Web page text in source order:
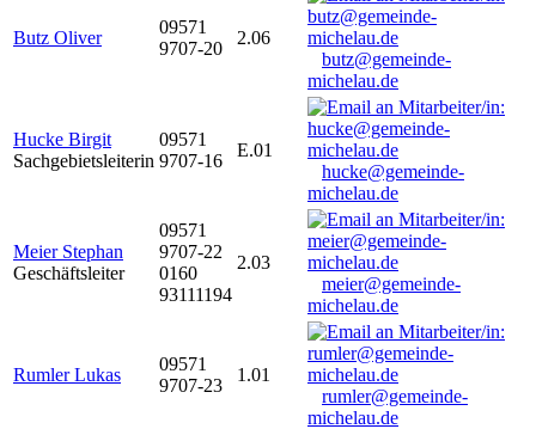
Butz Oliver
09571
9707-20
2.06
butz@gemeinde-
michelau.de
Hucke Birgit
Sachgebietsleiterin
09571
9707-16
E.01
hucke@gemeinde-
michelau.de
Meier Stephan
Geschäftsleiter
09571
9707-22
0160
93111194
2.03
meier@gemeinde-
michelau.de
Rumler Lukas
09571
9707-23
1.01
rumler@gemeinde-
michelau.de